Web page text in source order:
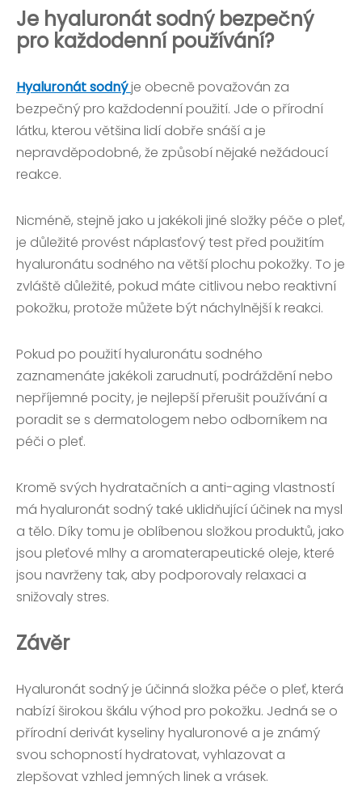
Je hyaluronát sodný bezpečný
pro každodenní používání?
Hyaluronát sodnýje obecně považován za
bezpečný pro každodenní použití. Jde o přírodní
látku, kterou většina lidí dobře snáší a je
nepravděpodobné, že způsobí nějaké nežádoucí
reakce.
Nicméně, stejně jako u jakékoli jiné složky péče o pleť,
je důležité provést náplasťový test před použitím
hyaluronátu sodného na větší plochu pokožky. To je
zvláště důležité, pokud máte citlivou nebo reaktivní
pokožku, protože můžete být náchylnější k reakci.
Pokud po použití hyaluronátu sodného
zaznamenáte jakékoli zarudnutí, podráždění nebo
nepříjemné pocity, je nejlepší přerušit používání a
poradit se s dermatologem nebo odborníkem na
péči o pleť.
Kromě svých hydratačních a anti-aging vlastností
má hyaluronát sodný také uklidňující účinek na mysl
a tělo. Díky tomu je oblíbenou složkou produktů, jako
jsou pleťové mlhy a aromaterapeutické oleje, které
jsou navrženy tak, aby podporovaly relaxaci a
snižovaly stres.
Závěr
Hyaluronát sodný je účinná složka péče o pleť, která
nabízí širokou škálu výhod pro pokožku. Jedná se o
přírodní derivát kyseliny hyaluronové a je známý
svou schopností hydratovat, vyhlazovat a
zlepšovat vzhled jemných linek a vrásek.